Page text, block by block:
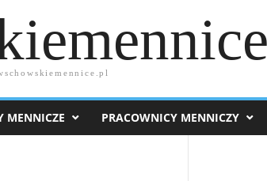
MENNICZE PRACOWNICY MENNICZY